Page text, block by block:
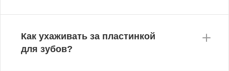
Как ухаживать за пластинкой
для зубов?